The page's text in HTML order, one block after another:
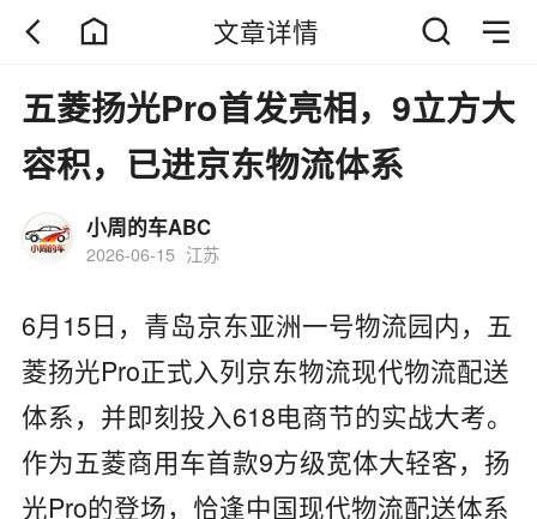
文章详情
五菱扬光Pro首发亮相，9立方大
容积，已进京东物流体系
小周的车ABC
2026-06-15 江苏
6月15日，青岛京东亚洲一号物流园内，五
菱扬光Pro正式入列京东物流现代物流配送
体系，并即刻投入618电商节的实战大考。
作为五菱商用车首款9方级宽体大轻客，扬
光Pro的登场，恰逢中国现代物流配送体系